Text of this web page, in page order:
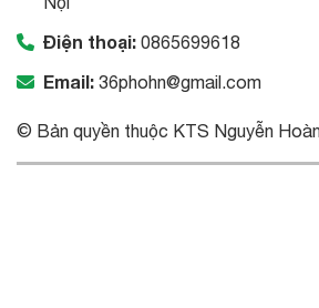
Điện thoại: 0865699618
Email: 36phohn@gmail.com
© Bản quyền thuộc KTS Nguyễn